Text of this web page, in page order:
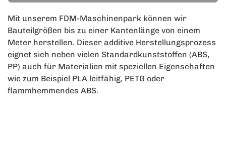
Mit unserem FDM-Maschinenpark können wir
Bauteilgrößen bis zu einer Kantenlänge von einem
Meter herstellen. Dieser additive Herstellungsprozess
eignet sich neben vielen Standardkunststoffen (ABS,
PP) auch für Materialien mit speziellen Eigenschaften
wie zum Beispiel PLA leitfähig, PETG oder
flammhemmendes ABS.